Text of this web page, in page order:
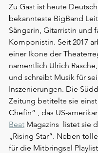
Zu Gast ist heute
bekannteste BigBand
Sängerin, Gitarristin und
Komponistin. Seit 2017
einer Ikone der
namentlich Ulrich
und schreibt Musik für
Inszenierungen. Die
Zeitung betitelte sie einst
Chefin“ , das US-
Beat Magazins  listet sie
„Rising Star“. Neben
für die Mitbringsel